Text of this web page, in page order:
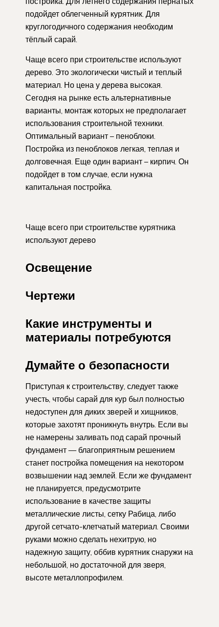
подойдет облегченный курятник. Для
круглогодичного содержания необходим
тёплый сарай.
Чаще всего при строительстве используют
дерево. Это экологически чистый и теплый
материал. Но цена у дерева высокая.
Сегодня на рынке есть альтернативные
варианты, монтаж которых не предполагает
использования строительной техники.
Оптимальный вариант – пеноблоки.
Постройка из пеноблоков легкая, теплая и
долговечная. Еще один вариант – кирпич. Он
подойдет в том случае, если нужна
капитальная постройка.
Чаще всего при строительстве курятника
используют дерево
Освещение
Чертежи
Какие инструменты и
материалы потребуются
Думайте о безопасности
Приступая к строительству, следует также
учесть, чтобы сарай для кур был полностью
недоступен для диких зверей и хищников,
которые захотят проникнуть внутрь. Если вы
не намерены заливать под сарай прочный
фундамент — благоприятным решением
станет постройка помещения на некотором
возвышении над землей. Если же фундамент
не планируется, предусмотрите
использование в качестве защиты
металлические листы, сетку Рабица, либо
другой сетчато-клетчатый материал. Своими
руками можно сделать нехитрую, но
надежную защиту, оббив курятник снаружи на
небольшой, но достаточной для зверя,
высоте металлопрофилем.